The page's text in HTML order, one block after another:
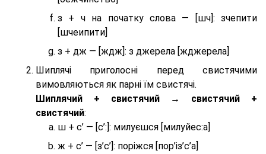
з + ч на початку слова — [шч]: зчепити
[шчеипити]
з + дж — [ждж]: з джерела [жджерела]
Шиплячі приголосні перед свистячими
вимовляються як парні їм свистячі.
Шиплячий + свистячий → свистячий +
свистячий:
ш + с’ — [с’:]: милуєшся [милуйес:а]
ж + с’ — [з’с’]: поріжся [пор’із’с’а]